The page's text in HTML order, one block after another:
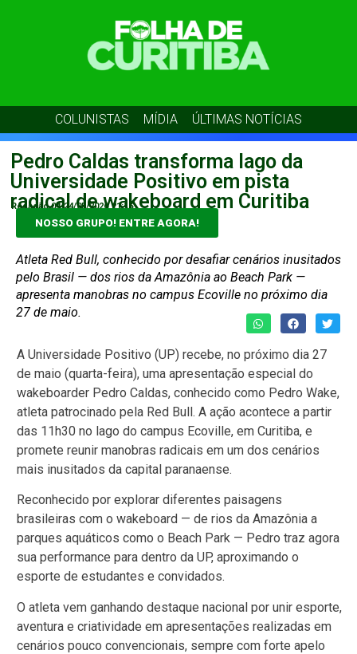
COLUNISTAS MÍDIA ÚLTIMAS NOTÍCIAS
Pedro Caldas transforma lago da
Universidade Positivo em pista
radical de wakeboard em Curitiba
Redação 04 24/05/2026 21:16
NOSSO GRUPO! ENTRE AGORA!
Atleta Red Bull, conhecido por desafiar cenários inusitados
pelo Brasil — dos rios da Amazônia ao Beach Park —
apresenta manobras no campus Ecoville no próximo dia
27 de maio.
A Universidade Positivo (UP) recebe, no próximo dia 27
de maio (quarta-feira), uma apresentação especial do
wakeboarder Pedro Caldas, conhecido como Pedro Wake,
atleta patrocinado pela Red Bull. A ação acontece a partir
das 11h30 no lago do campus Ecoville, em Curitiba, e
promete reunir manobras radicais em um dos cenários
mais inusitados da capital paranaense.
Reconhecido por explorar diferentes paisagens
brasileiras com o wakeboard — de rios da Amazônia a
parques aquáticos como o Beach Park — Pedro traz agora
sua performance para dentro da UP, aproximando o
esporte de estudantes e convidados.
O atleta vem ganhando destaque nacional por unir esporte,
aventura e criatividade em apresentações realizadas em
cenários pouco convencionais, sempre com forte apelo